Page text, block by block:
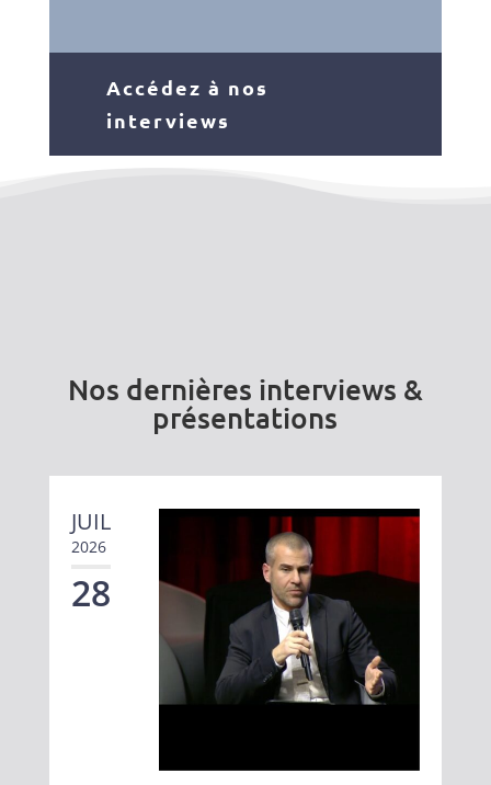
Accédez à nos
interviews
Nos dernières interviews &
présentations
JUIL
2026
28